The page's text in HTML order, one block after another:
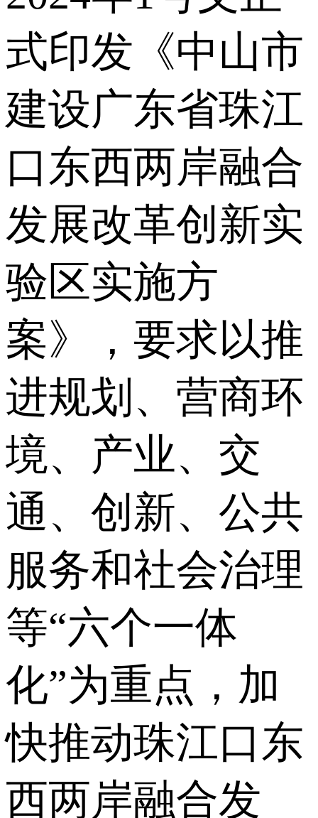
式印发《中山市
建设广东省珠江
口东西两岸融合
发展改革创新实
验区实施方
案》，要求以推
进规划、营商环
境、产业、交
通、创新、公共
服务和社会治理
等“六个一体
化”为重点，加
快推动珠江口东
西两岸融合发